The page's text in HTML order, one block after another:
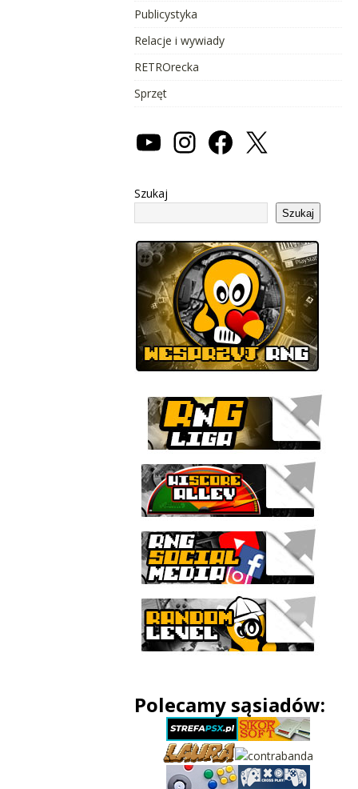
Publicystyka
Relacje i wywiady
RETROrecka
Sprzęt
Szukaj
Szukaj
Polecamy sąsiadów: